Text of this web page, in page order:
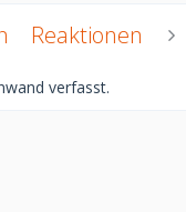
Reaktionen
verfasst.